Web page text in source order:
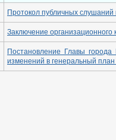
Протокол публичных
Заключение организационного
Постановление Главы
изменений в генеральный план